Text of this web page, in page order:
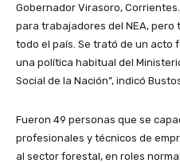
Gobernador Virasoro,
para trabajadores del NEA,
todo el país. Se trató de un acto
una política habitual del
Social de la Nación”, indicó
Fueron 49 personas que se
profesionales y técnicos de
al sector forestal, en roles